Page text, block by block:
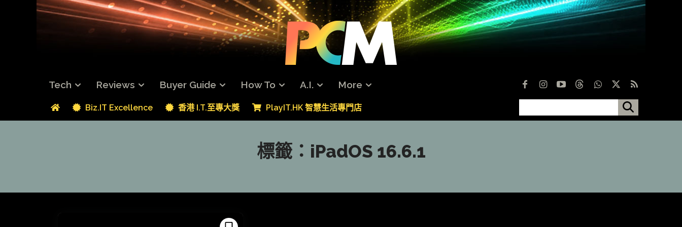
Tech Reviews Buyer Guide How To A.I. More
Biz.IT Excellence 香港 I.T.至專大獎 PlayIT.HK 智慧生活專門店
標籤： iPadOS 16.6.1